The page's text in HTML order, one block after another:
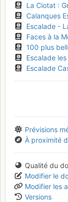
La Ciotat :
Calanques
Escalade -
Faces à la
100 plus
Escalade
Escalade
Prévisions
À proximité
Qualité du
Modifier le
Modifier les
Versions